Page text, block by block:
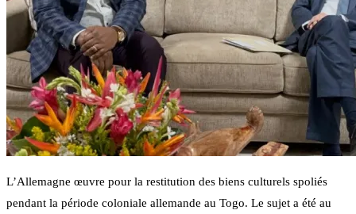
L’Allemagne œuvre pour la restitution des biens culturels spoliés
pendant la période coloniale allemande au Togo. Le sujet a été au